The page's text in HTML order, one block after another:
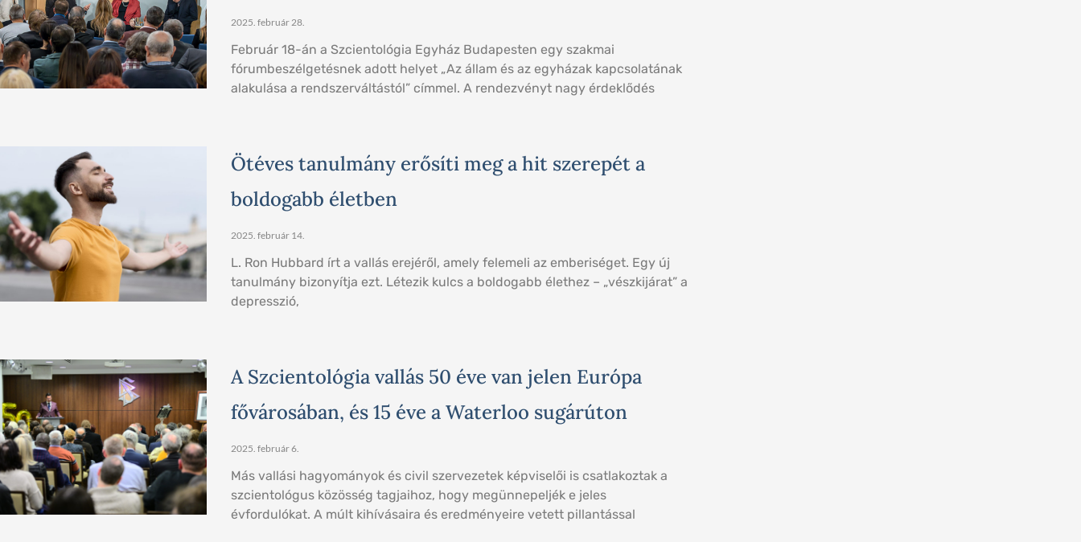
2025. február 28.
Február 18-án a Szcientológia Egyház Budapesten egy szakmai
fórumbeszélgetésnek adott helyet „Az állam és az egyházak kapcsolatának
alakulása a rendszerváltástól” címmel. A rendezvényt nagy érdeklődés
Ötéves tanulmány erősíti meg a hit szerepét a
boldogabb életben
2025. február 14.
L. Ron Hubbard írt a vallás erejéről, amely felemeli az emberiséget. Egy új
tanulmány bizonyítja ezt. Létezik kulcs a boldogabb élethez – „vészkijárat” a
depresszió,
A Szcientológia vallás 50 éve van jelen Európa
fővárosában, és 15 éve a Waterloo sugárúton
2025. február 6.
Más vallási hagyományok és civil szervezetek képviselői is csatlakoztak a
szcientológus közösség tagjaihoz, hogy megünnepeljék e jeles
évfordulókat. A múlt kihívásaira és eredményeire vetett pillantással